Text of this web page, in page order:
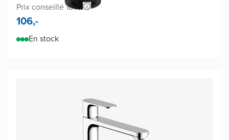
Prix conseillé 180,-
106,-
En stock